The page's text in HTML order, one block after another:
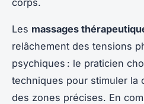
Les massages
relâchement des tensions
psychiques : le praticien
techniques pour stimuler la
des zones précises. En